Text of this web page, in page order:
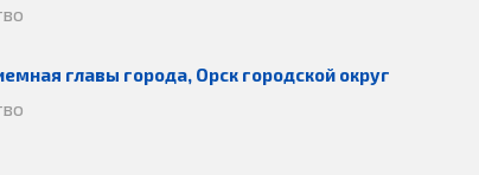
главы города, Орск городской округ